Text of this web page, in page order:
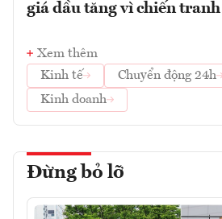
giá dầu tăng vì chiến
Xem thêm
Kinh tế
Chuyển động 24h
Kinh doanh
Đừng bỏ lỡ